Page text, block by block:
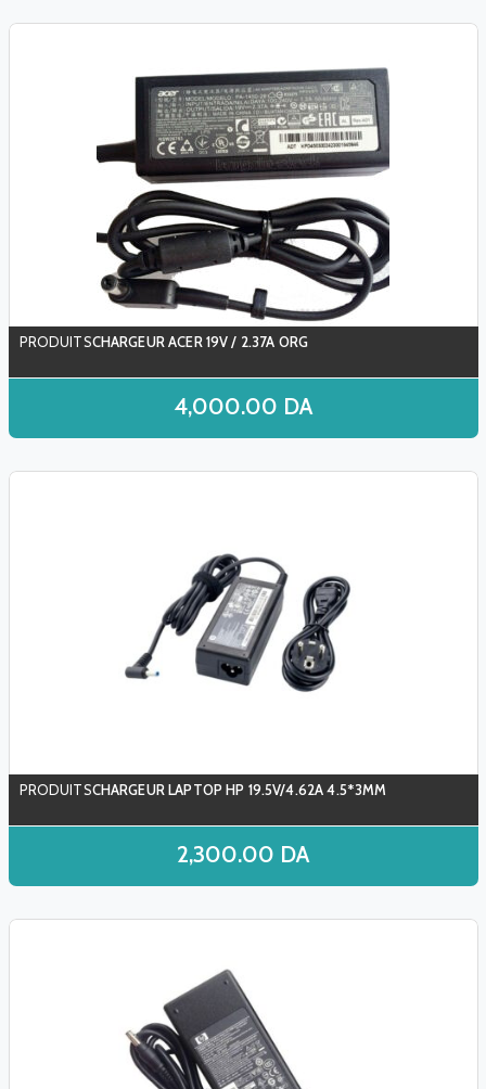
CHARGEUR ACER 19V / 2.37A ORG
4,000.00 DA
CHARGEUR LAPTOP HP 19.5V/4.62A 4.5*3MM
2,300.00 DA